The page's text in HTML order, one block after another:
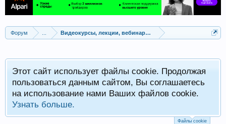
Форум Видеокурсы, лекции, вебинары, учебный материал
Этот сайт использует файлы cookie. Продолжая
пользоваться данным сайтом, Вы соглашаетесь
на использование нами Ваших файлов cookie.
Узнать больше.
Файлы cookie